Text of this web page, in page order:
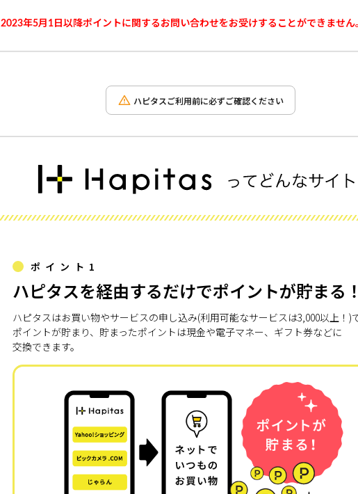
2023年5月1日以降ポイントに関するお問い合わせをお受けすることができません
ハピタスご利用前に必ずご確認ください
ポイント1
ハピタスを経由するだけでポイントが貯まる
ハピタスはお買い物やサービスの申し込み(利用可能なサービスは3,000以上！)
ポイントが貯まり、貯まったポイントは現金や電子マネー、ギフト券などに
交換できます。